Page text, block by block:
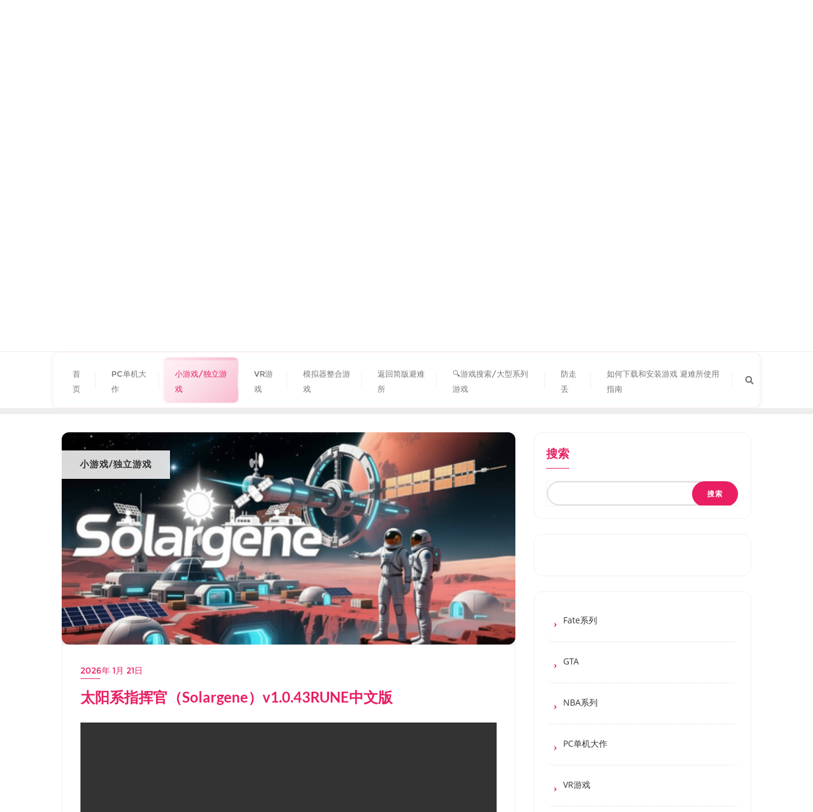
首
页
PC单机大
作
小游戏/独立游
戏
VR游
戏
模拟器整合游
戏
返回简版避难
所
🔍游戏搜索/大型系列
游戏
防走
丢
如何下载和安装游戏 避难所使用
指南
小游戏/独立游戏
2026年 1月 21日
太阳系指挥官（Solargene）v1.0.43RUNE中文版
搜索
搜索
Fate系列
GTA
NBA系列
PC单机大作
VR游戏